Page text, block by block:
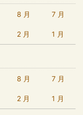
8 月 7 月
2 月 1 月
8 月 7 月
2 月 1 月